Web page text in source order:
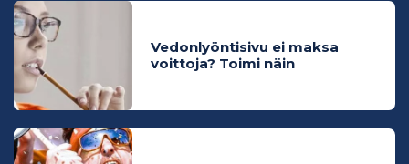
Vedonlyöntisivu ei maksa
voittoja? Toimi näin